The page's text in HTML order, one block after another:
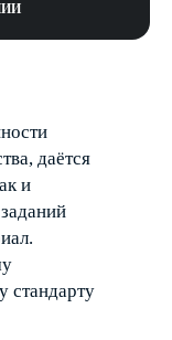
даётся
и
стандарту